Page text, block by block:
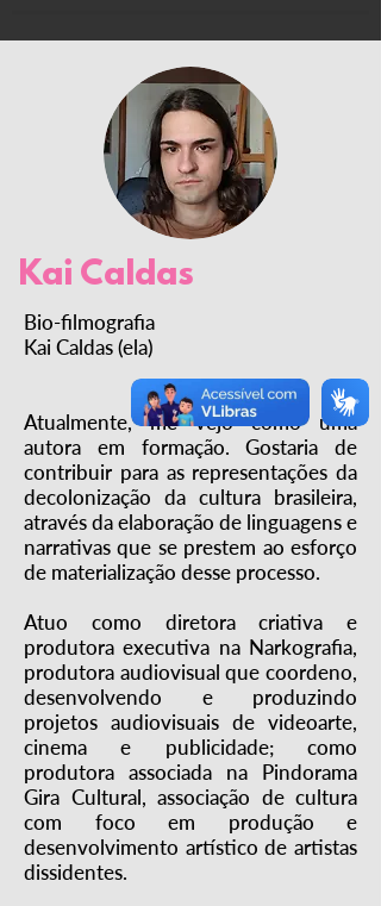
Kai Caldas
Bio-filmografia
Kai Caldas (ela)
Atualmente, me vejo como uma
autora em formação. Gostaria de
contribuir para as representações da
decolonização da cultura brasileira,
através da elaboração de linguagens e
narrativas que se prestem ao esforço
de materialização desse processo.
Atuo como diretora criativa e
produtora executiva na Narkografia,
produtora audiovisual que coordeno,
desenvolvendo e produzindo
projetos audiovisuais de videoarte,
cinema e publicidade; como
produtora associada na Pindorama
Gira Cultural, associação de cultura
com foco em produção e
desenvolvimento artístico de artistas
dissidentes.